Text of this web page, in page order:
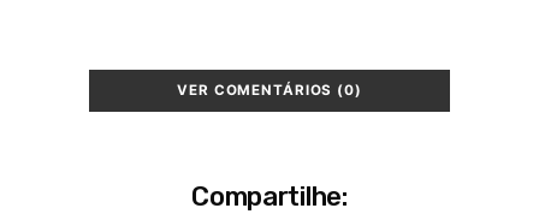
VER COMENTÁRIOS (0)
Compartilhe: